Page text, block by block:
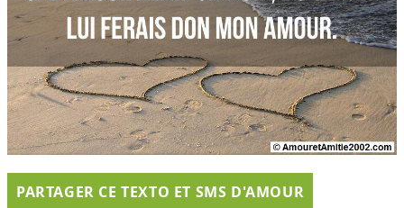
PARTAGER CE TEXTO ET SMS D'AMOUR